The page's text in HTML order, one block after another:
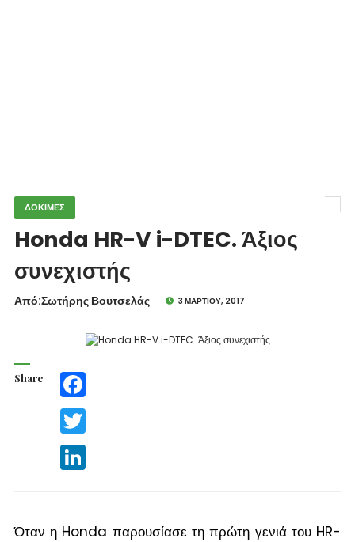
ΔΟΚΙΜΕΣ
Honda HR-V i-DTEC. Άξιος
συνεχιστής
Από:Σωτήρης Βουτσελάς 3 ΜΑΡΤΊΟΥ, 2017
Share Facebook
Twitter
LinkedIn
Όταν η Honda παρουσίασε τη πρώτη γενιά του HR-